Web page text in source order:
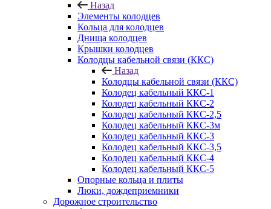
Назад
Элементы колодцев
Кольца для колодцев
Днища колодцев
Крышки колодцев
Колодцы кабельной связи (ККС)
Назад
Колодцы кабельной связи (ККС)
Колодец кабельный ККС-1
Колодец кабельный ККС-2
Колодец кабельный ККС-2,5
Колодец кабельный ККС-3м
Колодец кабельный ККС-3
Колодец кабельный ККС-3,5
Колодец кабельный ККС-4
Колодец кабельный ККС-5
Опорные кольца и плиты
Люки, дождеприемники
Дорожное строительство